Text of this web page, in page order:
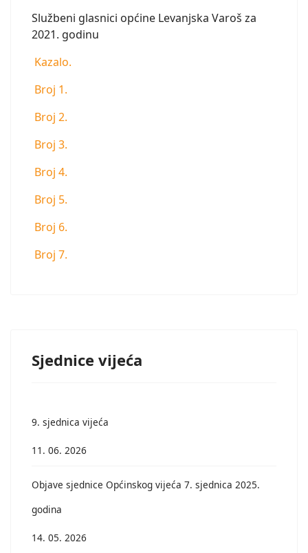
Službeni glasnici općine Levanjska Varoš za
2021. godinu
Kazalo.
Broj 1.
Broj 2.
Broj 3.
Broj 4.
Broj 5.
Broj 6.
Broj 7.
Sjednice vijeća
9. sjednica vijeća
11. 06. 2026
Objave sjednice Općinskog vijeća 7. sjednica 2025.
godina
14. 05. 2026